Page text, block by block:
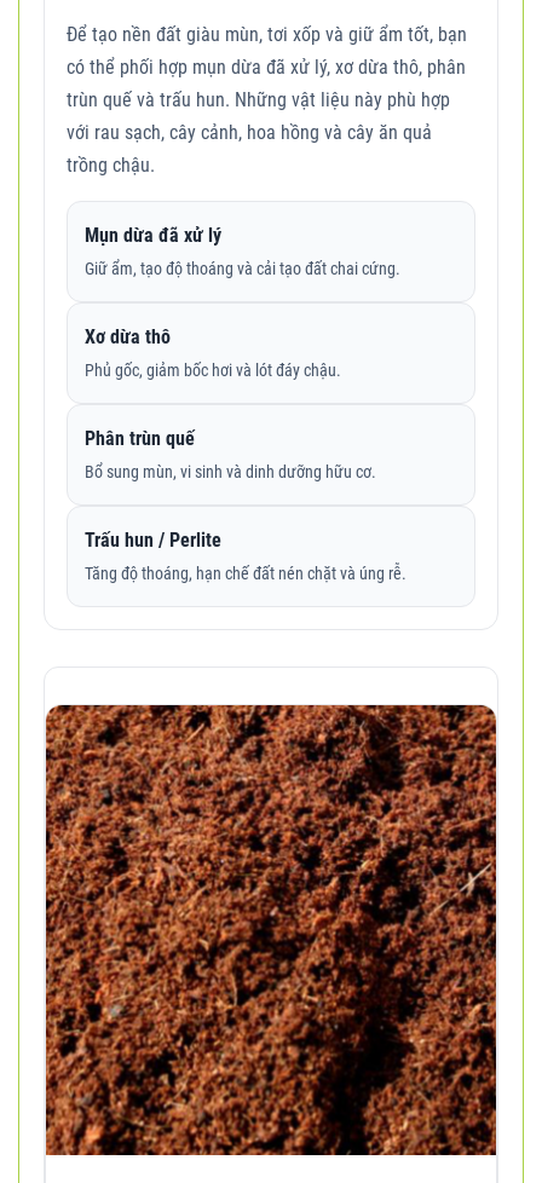
Để tạo nền đất giàu mùn, tơi xốp và giữ ẩm tốt, bạn
có thể phối hợp mụn dừa đã xử lý, xơ dừa thô, phân
trùn quế và trấu hun. Những vật liệu này phù hợp
với rau sạch, cây cảnh, hoa hồng và cây ăn quả
trồng chậu.
Mụn dừa đã xử lý
Giữ ẩm, tạo độ thoáng và cải tạo đất chai cứng.
Xơ dừa thô
Phủ gốc, giảm bốc hơi và lót đáy chậu.
Phân trùn quế
Bổ sung mùn, vi sinh và dinh dưỡng hữu cơ.
Trấu hun / Perlite
Tăng độ thoáng, hạn chế đất nén chặt và úng rễ.